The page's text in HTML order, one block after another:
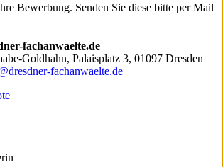
Bewerbung. Senden Sie diese bitte per Mail
fachanwaelte.de
Goldhahn, Palaisplatz 3, 01097 Dresden
fachanwaelte.de